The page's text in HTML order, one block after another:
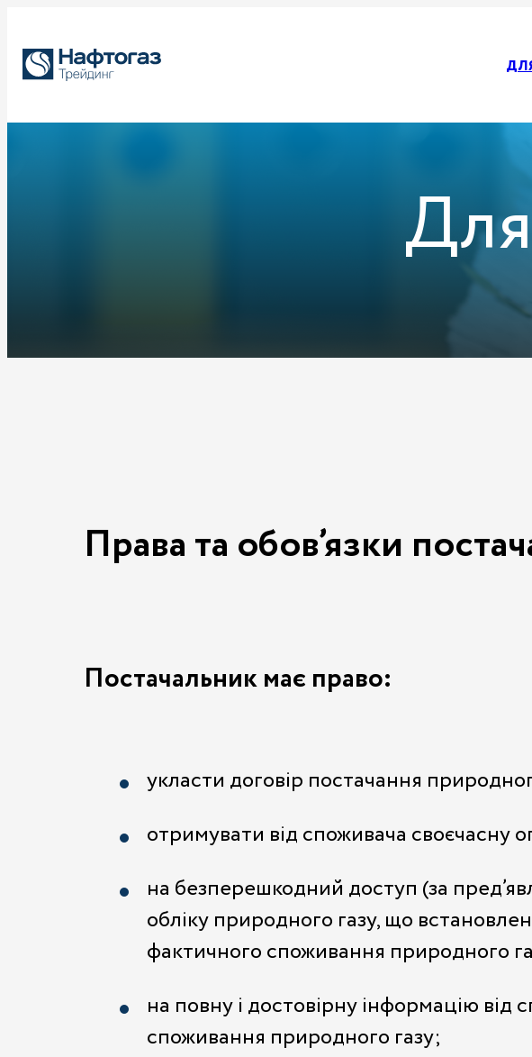
Права та обов’язки
Постачальник має право:
укласти договір постачання
отримувати від споживача своєчасну
на безперешкодний доступ (за
обліку природного газу, що
фактичного споживання природного
на повну і достовірну інформацію
споживання природного газу;